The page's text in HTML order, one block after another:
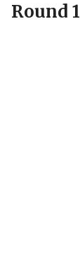
Round 1